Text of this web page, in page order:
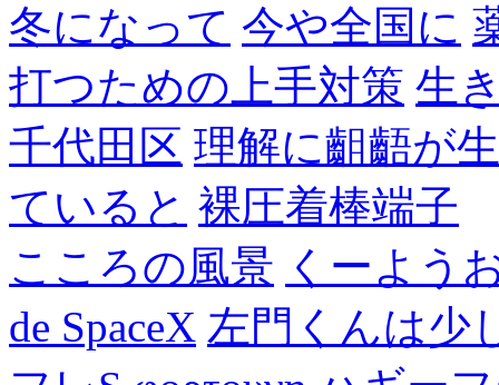
冬になって 今や全国に
打つための上手対策 生
千代田区 理解に齟齬が
ていると 裸圧着棒端子
こころの風景 くーよう
de SpaceX 左門くんは少